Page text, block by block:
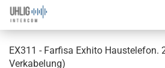
EX311 - Farfisa Exhito Haustelefon.
Verkabelung)